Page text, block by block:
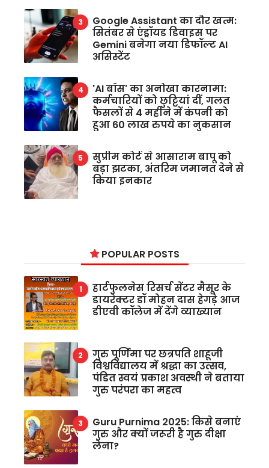
Google Assistant का दौर खत्म:
सितंबर से एंड्रॉयड डिवाइस पर
Gemini बनेगा नया डिफॉल्ट AI
असिस्टेंट
'AI बॉस' का अनोखा कारनामा:
कर्मचारियों को छुट्टियां दीं, गलत
फैसलों से 4 महीने में कंपनी को
हुआ 60 लाख रुपये का नुकसान
सुप्रीम कोर्ट से आसाराम बापू को
बड़ा झटका, अंतरिम जमानत देने से
किया इनकार
POPULAR POSTS
हार्टफुलनेस रिसर्च सेंटर मैसूर के
डायरेक्टर डॉ मोहन दास हेगड़े आज
डीएवी कॉलेज में देंगे व्याख्यान
गुरु पूर्णिमा पर छत्रपति शाहूजी
विश्वविद्यालय में श्रद्धा का उत्सव,
पंडित स्वयं प्रकाश अवस्थी ने बताया
गुरु परंपरा का महत्व
Guru Purnima 2025: किसे बनाएं
गुरु और क्यों जरूरी है गुरु दीक्षा
लेना?